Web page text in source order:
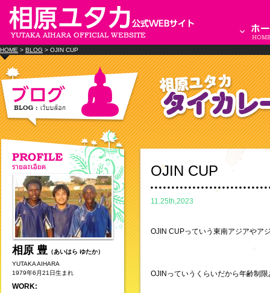
HOME > BLOG > OJIN CUP
相原 豊 （あいはら ゆたか）
YUTAKA AIHARA
1979年6月21日生まれ
WORK:
OJIN CUP
11.25th,2023
OJIN CUPっていう東南アジアやア
OJINっていうくらいだから年齢制